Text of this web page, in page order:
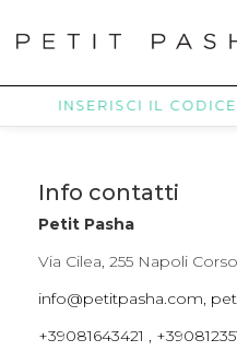
INSERISCI IL
Info contatti
Petit Pasha
Via Cilea, 255 Napoli
info@petitpasha.com,
+39081643421 ,